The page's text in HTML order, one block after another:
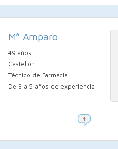
Mª Amparo
49 años
Castellón
Técnico de Farmacia
De 3 a 5 años de experiencia